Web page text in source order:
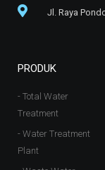
Jl. Raya
PRODUK
- Total Water
Treatment
- Water Treatment
Plant